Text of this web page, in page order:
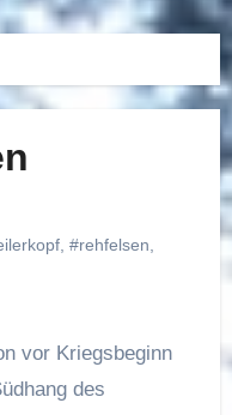
, #rehfelsen
des